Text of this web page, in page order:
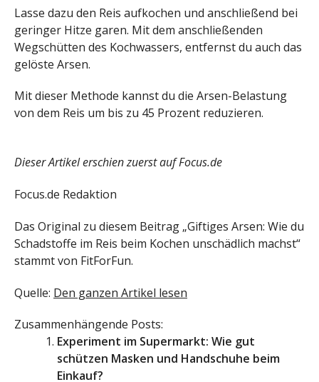
Lasse dazu den Reis aufkochen und anschließend bei
geringer Hitze garen. Mit dem anschließenden
Wegschütten des Kochwassers, entfernst du auch das
gelöste Arsen.
Mit dieser Methode kannst du die Arsen-Belastung
von dem Reis um bis zu 45 Prozent reduzieren.
Dieser Artikel erschien zuerst auf Focus.de
Focus.de Redaktion
Das Original zu diesem Beitrag „Giftiges Arsen: Wie du
Schadstoffe im Reis beim Kochen unschädlich machst“
stammt von FitForFun.
Quelle: Den ganzen Artikel lesen
Zusammenhängende Posts:
Experiment im Supermarkt: Wie gut
schützen Masken und Handschuhe beim
Einkauf?